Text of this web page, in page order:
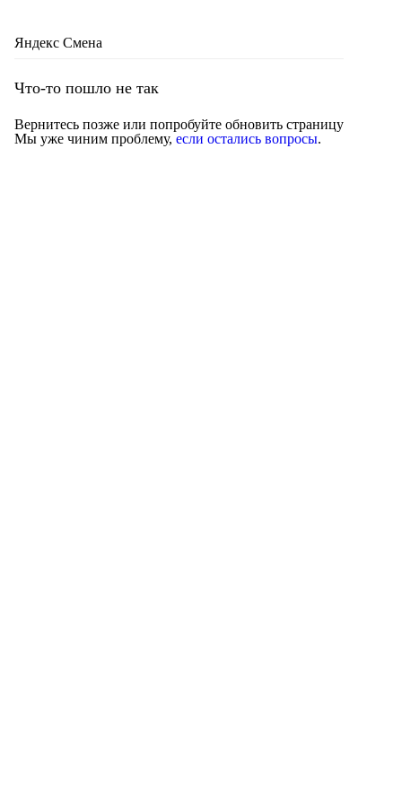
Яндекс Смена
Что-то пошло не так
Вернитесь позже или попробуйте обновить страницу
Мы уже чиним проблему, если остались вопросы.